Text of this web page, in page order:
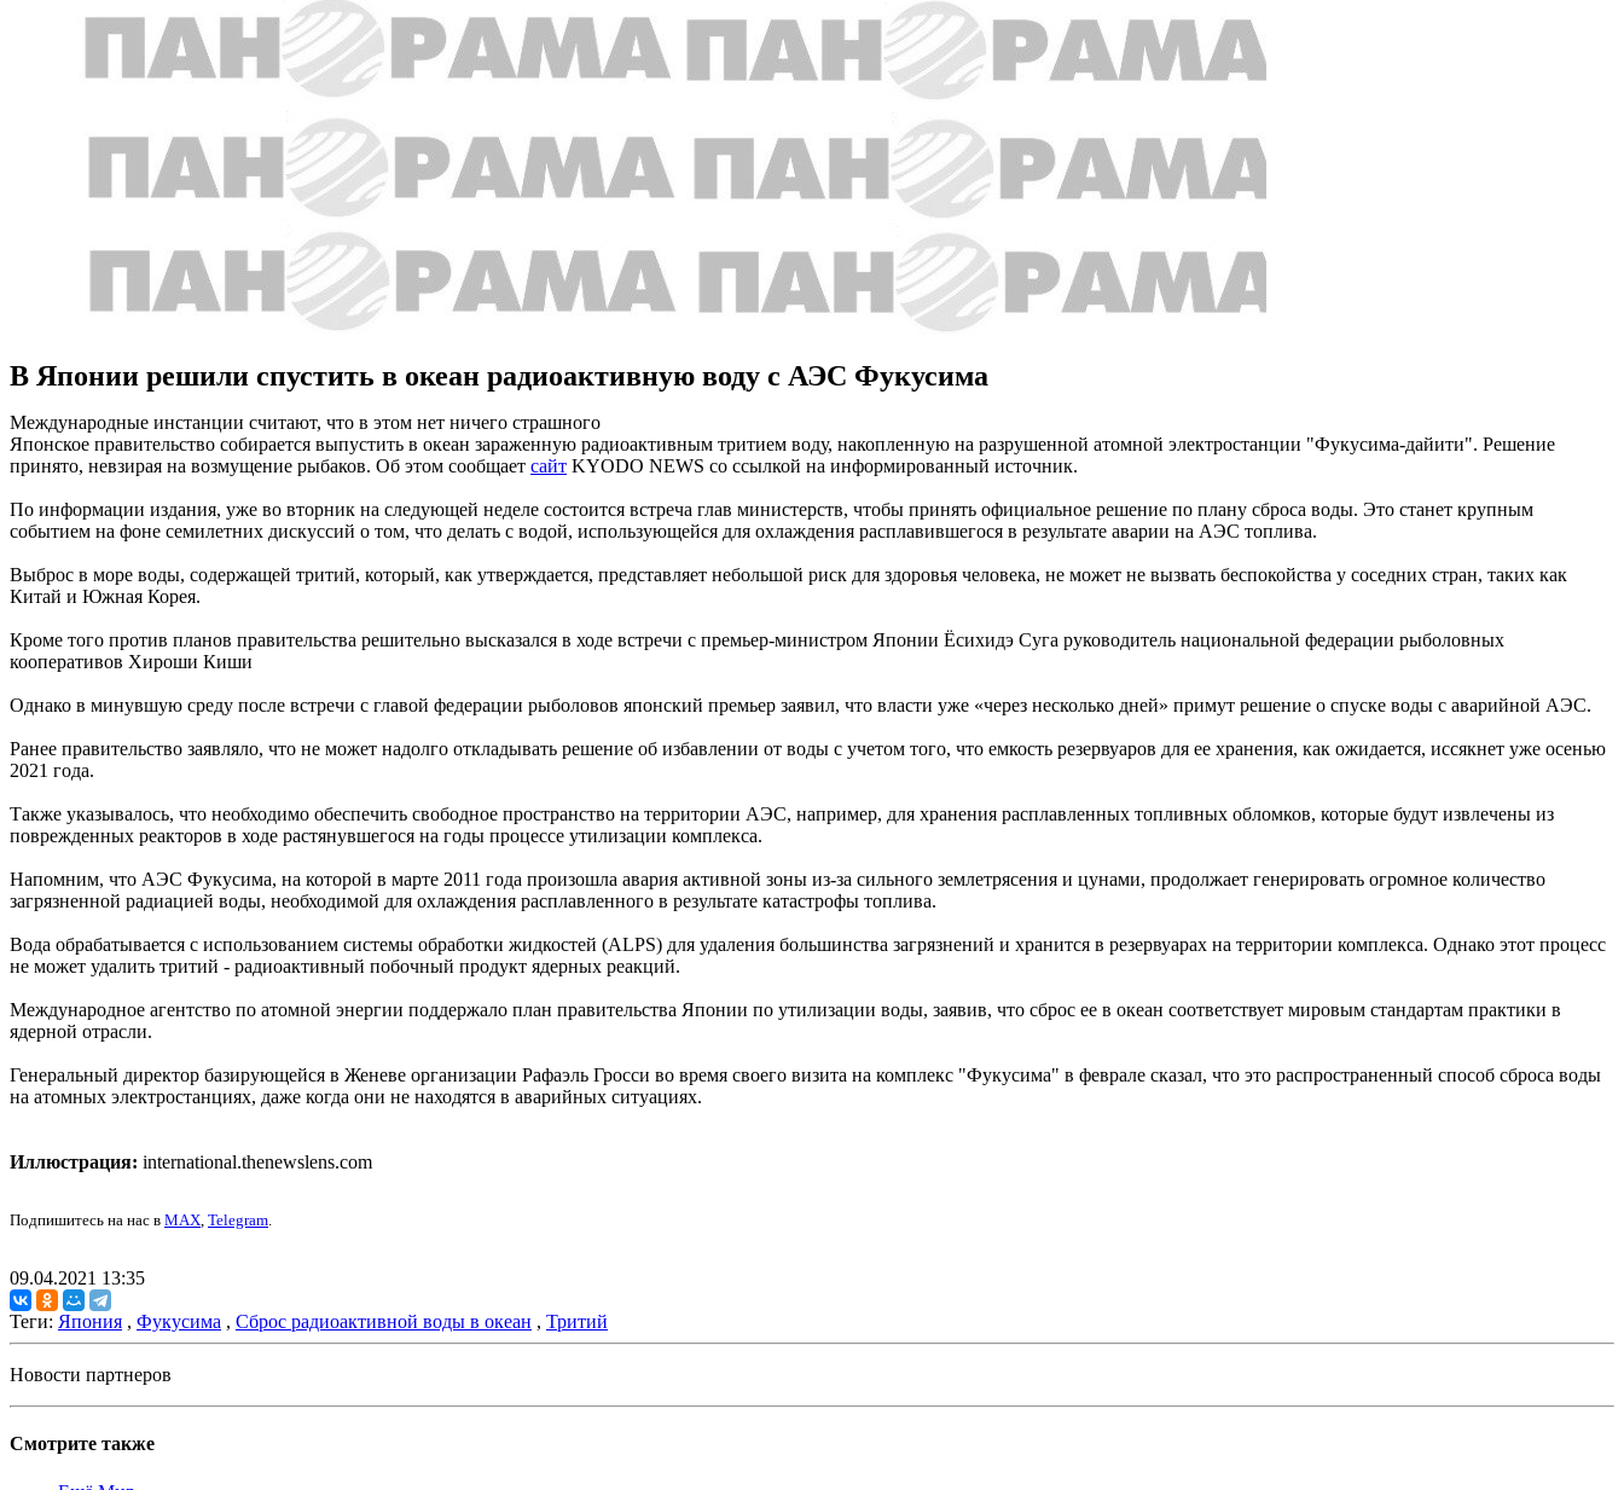
В Японии решили спустить в океан радиоактивную воду с АЭС Фукусима
Международные инстанции считают, что в этом нет ничего страшного
Японское правительство собирается выпустить в океан зараженную радиоактивным тритием воду, накопленную на разрушенной атомной электростанции "Фукусима-дайити". Решение
принято, невзирая на возмущение рыбаков. Об этом сообщает сайт KYODO NEWS со ссылкой на информированный источник.
По информации издания, уже во вторник на следующей неделе состоится встреча глав министерств, чтобы принять официальное решение по плану сброса воды. Это станет крупным
событием на фоне семилетних дискуссий о том, что делать с водой, использующейся для охлаждения расплавившегося в результате аварии на АЭС топлива.
Выброс в море воды, содержащей тритий, который, как утверждается, представляет небольшой риск для здоровья человека, не может не вызвать беспокойства у соседних стран, таких как
Китай и Южная Корея.
Кроме того против планов правительства решительно высказался в ходе встречи с премьер-министром Японии Ёсихидэ Суга руководитель национальной федерации рыболовных
кооперативов Хироши Киши
Однако в минувшую среду после встречи с главой федерации рыболовов японский премьер заявил, что власти уже «через несколько дней» примут решение о спуске воды с аварийной АЭС.
Ранее правительство заявляло, что не может надолго откладывать решение об избавлении от воды с учетом того, что емкость резервуаров для ее хранения, как ожидается, иссякнет уже осенью
2021 года.
Также указывалось, что необходимо обеспечить свободное пространство на территории АЭС, например, для хранения расплавленных топливных обломков, которые будут извлечены из
поврежденных реакторов в ходе растянувшегося на годы процессе утилизации комплекса.
Напомним, что АЭС Фукусима, на которой в марте 2011 года произошла авария активной зоны из-за сильного землетрясения и цунами, продолжает генерировать огромное количество
загрязненной радиацией воды, необходимой для охлаждения расплавленного в результате катастрофы топлива.
Вода обрабатывается с использованием системы обработки жидкостей (ALPS) для удаления большинства загрязнений и хранится в резервуарах на территории комплекса. Однако этот процесс
не может удалить тритий - радиоактивный побочный продукт ядерных реакций.
Международное агентство по атомной энергии поддержало план правительства Японии по утилизации воды, заявив, что сброс ее в океан соответствует мировым стандартам практики в
ядерной отрасли.
Генеральный директор базирующейся в Женеве организации Рафаэль Гросси во время своего визита на комплекс "Фукусима" в феврале сказал, что это распространенный способ сброса воды
на атомных электростанциях, даже когда они не находятся в аварийных ситуациях.
Иллюстрация: international.thenewslens.com
Подпишитесь на нас в MAX, Telegram.
09.04.2021 13:35
Теги: Япония , Фукусима , Сброс радиоактивной воды в океан , Тритий
Новости партнеров
Смотрите также